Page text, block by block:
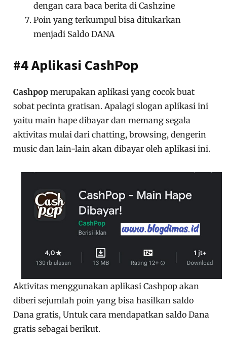
dengan cara baca berita di Cashzine
Poin yang terkumpul bisa ditukarkan
menjadi Saldo DANA
#4 Aplikasi CashPop
Cashpop merupakan aplikasi yang cocok buat
sobat pecinta gratisan. Apalagi slogan aplikasi ini
yaitu main hape dibayar dan memang segala
aktivitas mulai dari chatting, browsing, dengerin
music dan lain-lain akan dibayar oleh aplikasi ini.
Aktivitas menggunakan aplikasi Cashpop akan
diberi sejumlah poin yang bisa hasilkan saldo
Dana gratis, Untuk cara mendapatkan saldo Dana
gratis sebagai berikut.